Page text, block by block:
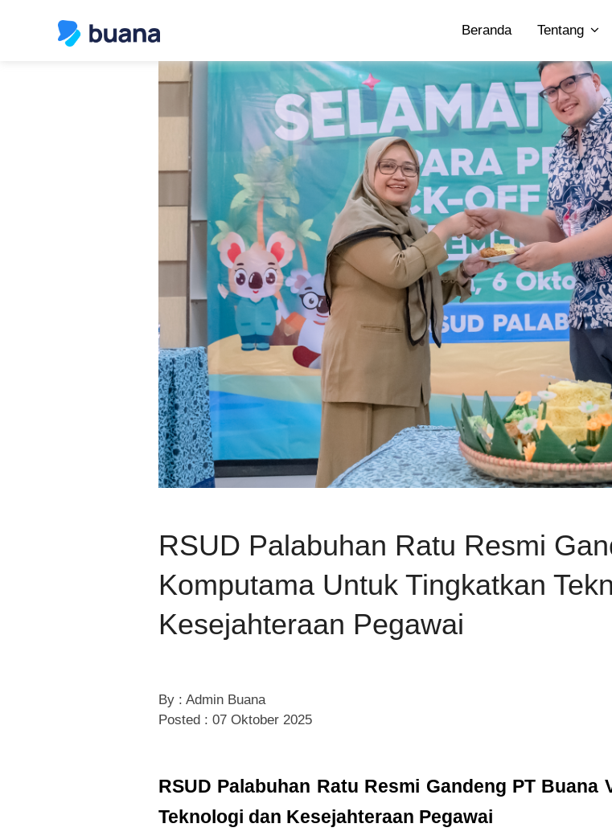
Beranda Tentang
RSUD Palabuhan Ratu Resmi
Komputama Untuk Tingkatkan
Kesejahteraan Pegawai
By : Admin Buana
Posted : 07 Oktober 2025
RSUD Palabuhan Ratu Resmi Gandeng PT
Teknologi dan Kesejahteraan Pegawai